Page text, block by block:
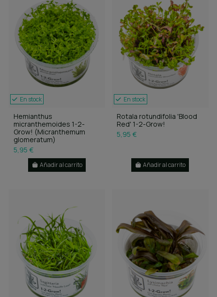
En stock
Hemianthus
micranthemoides 1-2-
Grow! (Micranthemum
glomeratum)
5,95 €
Añadir al carrito
En stock
Rotala rotundifolia 'Blood
Red' 1-2-Grow!
5,95 €
Añadir al carrito